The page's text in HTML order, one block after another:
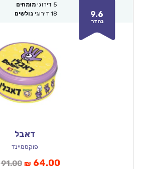
9.6
נהדר
5 דירוגי מומחים
18 דירוגי גולשים
דאבל
פוקסמיינד
91.00המחיר
₪ 64.00המחיר